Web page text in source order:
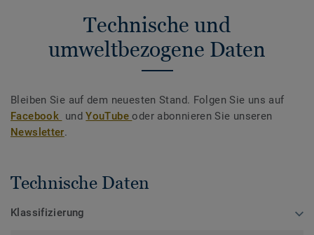
Technische und
umweltbezogene Daten
Bleiben Sie auf dem neuesten Stand. Folgen Sie uns auf
Facebook undYouTubeoder abonnieren Sie unseren
Newsletter.
Technische Daten
Klassifizierung